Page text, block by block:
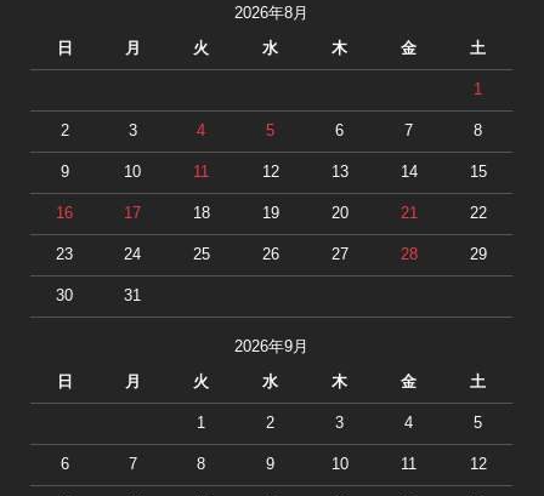
2026年8月
日 月 火 水 木 金 土
1
2 3 4 5 6 7 8
9 10 11 12 13 14 15
16 17 18 19 20 21 22
23 24 25 26 27 28 29
30 31
2026年9月
日 月 火 水 木 金 土
1 2 3 4 5
6 7 8 9 10 11 12